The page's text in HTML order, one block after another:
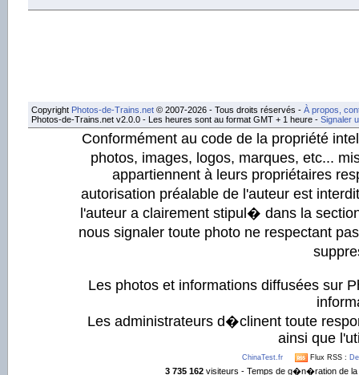
Copyright Photos-de-Trains.net © 2007-2026 - Tous droits réservés - À propos,
Photos-de-Trains.net v2.0.0 - Les heures sont au format GMT + 1 heure - Signaler
Conformément au code de la propriété
photos, images, logos, marques, etc...
appartiennent à leurs propriétaires
autorisation préalable de l'auteur est
l'auteur a clairement stipul� dans la
nous signaler toute photo ne respectant
Les photos et informations diffusées sur
Les administrateurs d�clinent toute
ainsi que
ChinaTest.fr Flux RSS :
3 735 162visiteurs - Temps de g�n�ration de